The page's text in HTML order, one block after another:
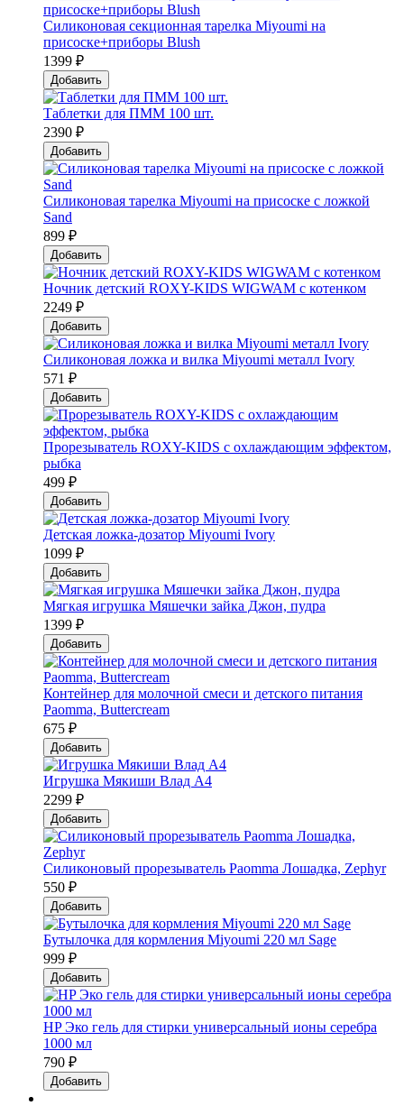
Силиконовая секционная тарелка Мiyoumi на
присоске+приборы Blush
1399 ₽
Добавить
Таблетки для ПММ 100 шт.
2390 ₽
Добавить
Силиконовая тарелка Мiyoumi на присоске с ложкой
Sand
899 ₽
Добавить
Ночник детский ROXY-KIDS WIGWAM с котенком
2249 ₽
Добавить
Силиконовая ложка и вилка Мiyoumi металл Ivory
571 ₽
Добавить
Прорезыватель ROXY-KIDS с охлаждающим эффектом,
рыбка
499 ₽
Добавить
Детская ложка-дозатор Мiyoumi Ivory
1099 ₽
Добавить
Мягкая игрушка Мяшечки зайка Джон, пудра
1399 ₽
Добавить
Контейнер для молочной смеси и детского питания
Paomma, Buttercream
675 ₽
Добавить
Игрушка Мякиши Влад А4
2299 ₽
Добавить
Силиконовый прорезыватель Paomma Лошадка, Zephyr
550 ₽
Добавить
Бутылочка для кормления Miyoumi 220 мл Sage
999 ₽
Добавить
HP Эко гель для стирки универсальный ионы серебра
1000 мл
790 ₽
Добавить